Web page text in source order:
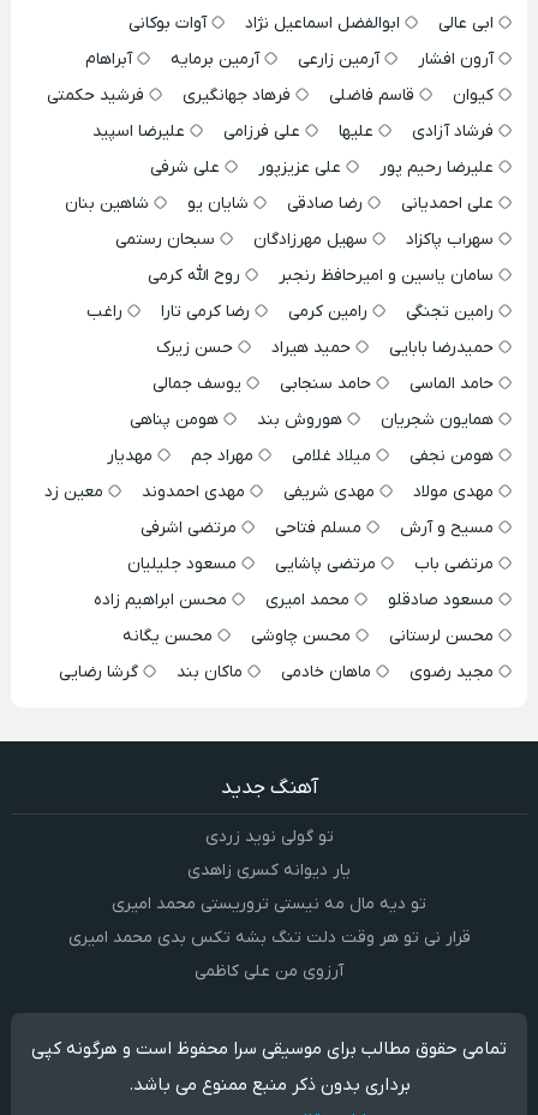
ابی عالی
ابوالفضل اسماعیل نژاد
آوات بوکانی
آرون افشار
آرمین زارعی آرمین برمایه
آبراهام
کیوان
قاسم فاضلی فرهاد جهانگیری
فرشید حکمتی
فرشاد آزادی
علیها علی فرزامی
علیرضا اسپید
علیرضا رحیم پور
علی عزیزپور
علی شرفی
علی احمدیانی
رضا صادقی شایان یو
شاهین بنان
سهراب پاکزاد
سهیل مهرزادگان
سبحان رستمی
سامان یاسین و امیرحافظ رنجبر
روح الله کرمی
رامین تجنگی
رامین کرمی رضا کرمی تارا
راغب
حمیدرضا بابایی
حمید هیراد
حسن زیرک
حامد الماسی
حامد سنجابی
یوسف جمالی
همایون شجریان
هوروش بند
هومن پناهی
هومن نجفی
میلاد غلامی مهراد جم
مهدیار
مهدی مولاد
مهدی شریفی مهدی احمدوند
معین زد
مسیح و آرش
مسلم فتاحی
مرتضی اشرفی
مرتضی باب
مرتضی پاشایی
مسعود جلیلیان
مسعود صادقلو
محمد امیری
محسن ابراهیم زاده
محسن لرستانی
محسن چاوشی
محسن یگانه
مجید رضوی
ماهان خادمی ماکان بند گرشا رضایی
آهنگ جدید
تو گولی نوید زردی
یار دیوانه کسری زاهدی
تو دیه مال مه نیستی تروریستی محمد امیری
قرار نی تو هر وقت دلت تنگ بشه تکس بدی محمد امیری
آرزوی من علی کاظمی
تمامی حقوق مطالب برای موسیقی سرا محفوظ است و هرگونه کپی
برداری بدون ذکر منبع ممنوع می باشد.